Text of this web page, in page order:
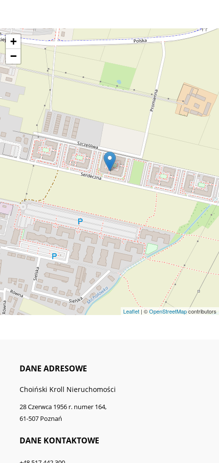
+
−
Leaflet | ©OpenStreetMapcontributors
DANE ADRESOWE
Choiński Kroll Nieruchomości
28 Czerwca 1956 r. numer 164,
61-507 Poznań
DANE KONTAKTOWE